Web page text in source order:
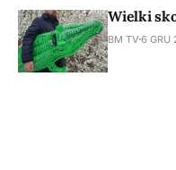
Wielki
BM TV6 GRU